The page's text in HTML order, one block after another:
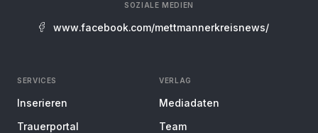
SOZIALE MEDIEN
www.facebook.com/mettmannerkreisnews/
SERVICES
Inserieren
Trauerportal
VERLAG
Mediadaten
Team